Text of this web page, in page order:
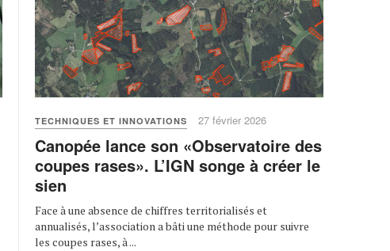
TECHNIQUES ET INNOVATIONS 27 février 2026
Canopée lance son «Observatoire des
coupes rases». L’IGN songe à créer le
sien
Face à une absence de chiffres territorialisés et
annualisés, l’association a bâti une méthode pour suivre
les coupes rases, à ...